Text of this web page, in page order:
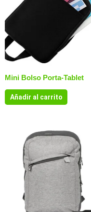
Mini Bolso Porta-Tablet
Añadir al carrito